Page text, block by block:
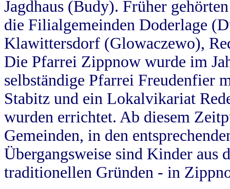
Jagdhaus (Budy). Früher
die Filialgemeinden Doderlage
Klawittersdorf (Glowaczewo),
Die Pfarrei Zippnow wurde im
selbständige Pfarrei Freudenfier
Stabitz und ein Lokalvikariat
wurden errichtet. Ab diesem
Gemeinden, in den
Übergangsweise sind Kinder aus
traditionellen Gründen - in